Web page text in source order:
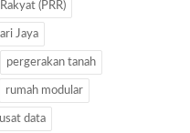
(PRR)
Jaya
pergerakan tanah
rumah modular
data